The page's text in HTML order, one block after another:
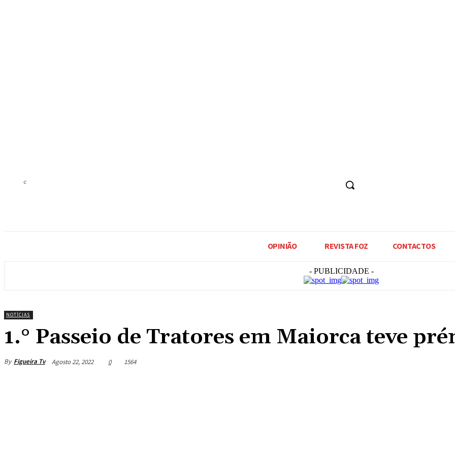
C
OPINIÃO REVISTA FOZ CONTACTOS
- PUBLICIDADE -
NOTÍCIAS
1.° Passeio de Tratores em Maiorca teve
By Figueira Tv Agosto 22, 2022 0 1564